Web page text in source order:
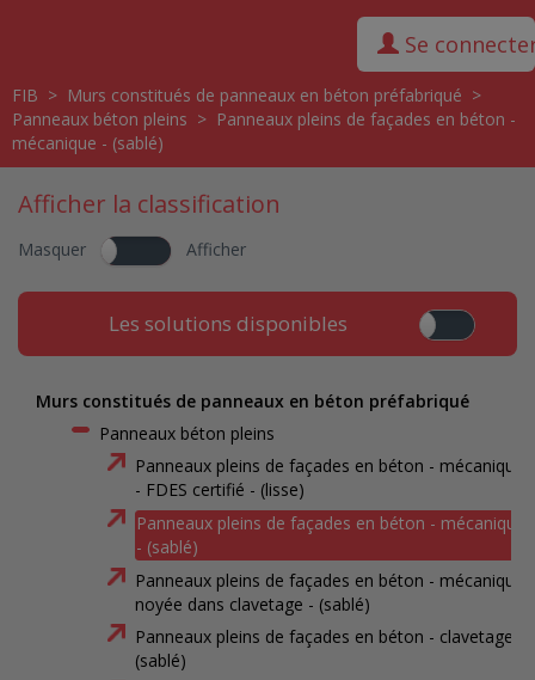
Se
FIB > Murs constitués de panneaux en béton préfabriqué >
Panneaux béton pleins > Panneaux pleins de façades en béton -
mécanique - (sablé)
Afficher la classification
Masquer Afficher
Les solutions disponibles
Murs constitués de panneaux en béton préfabriqué
Panneaux béton pleins
Panneaux pleins de façades en béton - mécanique
- FDES certifié - (lisse)
Panneaux pleins de façades en béton - mécanique
- (sablé)
Panneaux pleins de façades en béton - mécanique
noyée dans clavetage - (sablé)
Panneaux pleins de façades en béton - clavetage -
(sablé)